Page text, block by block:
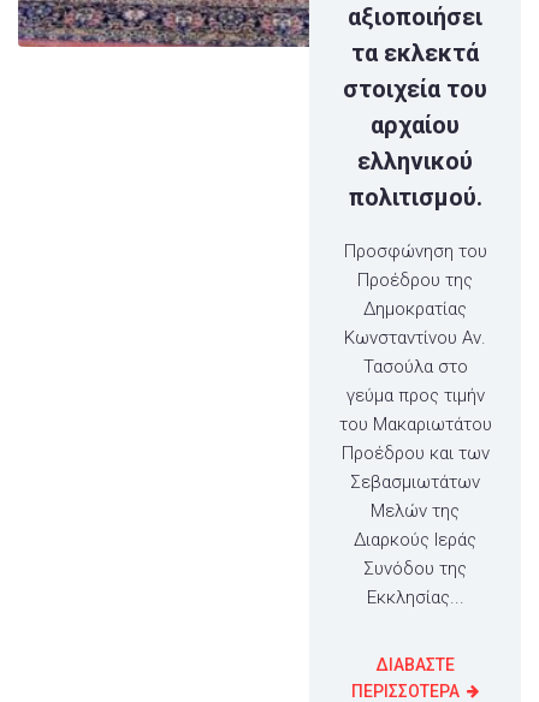
αξιοποιήσει
τα εκλεκτά
στοιχεία του
αρχαίου
ελληνικού
πολιτισμού.
Προσφώνηση του
Προέδρου της
Δημοκρατίας
Κωνσταντίνου Αν.
Τασούλα στο
γεύμα προς τιμήν
του Μακαριωτάτου
Προέδρου και των
Σεβασμιωτάτων
Μελών της
Διαρκούς Ιεράς
Συνόδου της
Εκκλησίας...
ΔΙΑΒΑΣΤΕ
ΠΕΡΙΣΣΟΤΕΡΑ